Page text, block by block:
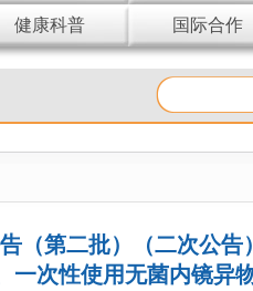
健康科普 国际合作
（第二批）（二次公告
一次性使用无菌内镜异